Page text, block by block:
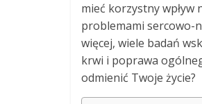
mieć korzystny wpływ
problemami sercowo-
więcej, wiele badań
krwi i poprawa
odmienić Twoje życie?